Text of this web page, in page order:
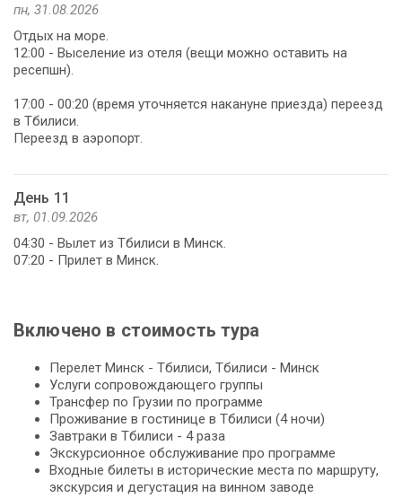
пн, 31.08.2026
Отдых на море.
12:00 - Выселение из отеля (вещи можно оставить на
ресепшн).
17:00 - 00:20 (время уточняется накануне приезда) переезд
в Тбилиси.
Переезд в аэропорт.
День 11
вт, 01.09.2026
04:30 - Вылет из Тбилиси в Минск.
07:20 - Прилет в Минск.
Включено в стоимость тура
Перелет Минск - Тбилиси, Тбилиси - Минск
Услуги сопровождающего группы
Трансфер по Грузии по программе
Проживание в гостинице в Тбилиси (4 ночи)
Завтраки в Тбилиси - 4 раза
Экскурсионное обслуживание про программе
Входные билеты в исторические места по маршруту,
экскурсия и дегустация на винном заводе